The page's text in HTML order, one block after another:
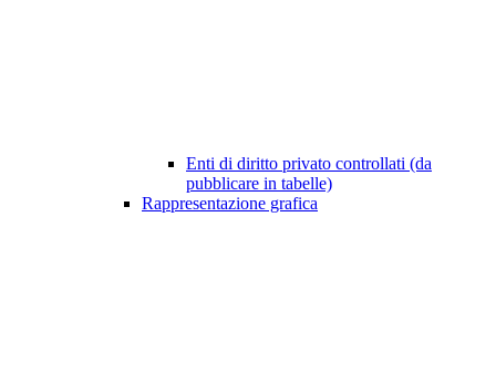
Enti di diritto privato controllati (da
pubblicare in tabelle)
Rappresentazione grafica